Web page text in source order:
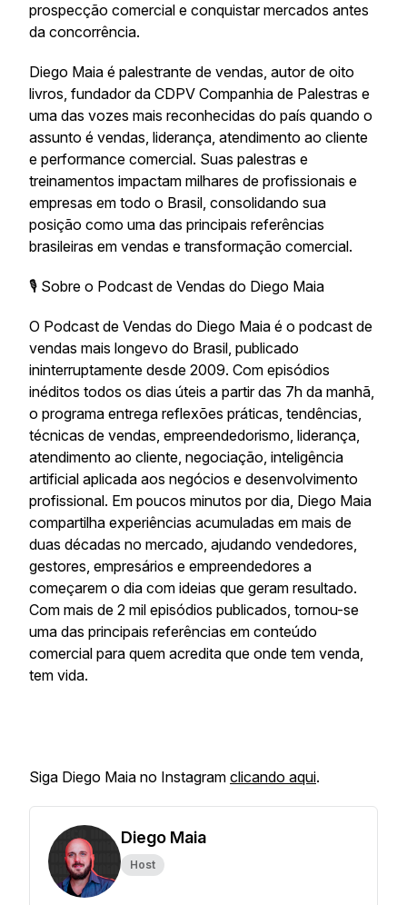
prospecção comercial e conquistar mercados antes
da concorrência.
Diego Maia é palestrante de vendas, autor de oito
livros, fundador da CDPV Companhia de Palestras e
uma das vozes mais reconhecidas do país quando o
assunto é vendas, liderança, atendimento ao cliente
e performance comercial. Suas palestras e
treinamentos impactam milhares de profissionais e
empresas em todo o Brasil, consolidando sua
posição como uma das principais referências
brasileiras em vendas e transformação comercial.
🎙️ Sobre o Podcast de Vendas do Diego Maia
O Podcast de Vendas do Diego Maia é o podcast de
vendas mais longevo do Brasil, publicado
ininterruptamente desde 2009. Com episódios
inéditos todos os dias úteis a partir das 7h da manhã,
o programa entrega reflexões práticas, tendências,
técnicas de vendas, empreendedorismo, liderança,
atendimento ao cliente, negociação, inteligência
artificial aplicada aos negócios e desenvolvimento
profissional. Em poucos minutos por dia, Diego Maia
compartilha experiências acumuladas em mais de
duas décadas no mercado, ajudando vendedores,
gestores, empresários e empreendedores a
começarem o dia com ideias que geram resultado.
Com mais de 2 mil episódios publicados, tornou-se
uma das principais referências em conteúdo
comercial para quem acredita que onde tem venda,
tem vida.
Siga Diego Maia no Instagram clicando aqui.
Diego Maia
Host